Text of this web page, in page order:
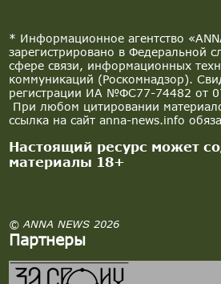
* Информационное агентство
зарегистрировано в Федеральной
сфере связи, информационных
коммуникаций (Роскомнадзор).
регистрации ИА №ФС77-74482 от
При любом цитировании
ссылка на сайт anna-news.info
Настоящий ресурс может
материалы 18+
© ANNA NEWS 2026
Партнеры